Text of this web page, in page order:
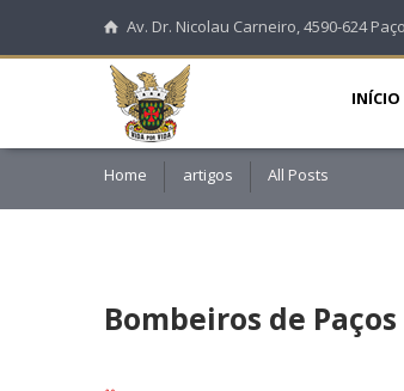
Av. Dr. Nicolau Carneiro, 4590-624
INÍCIO
Home artigos All Posts
Bombeiros de